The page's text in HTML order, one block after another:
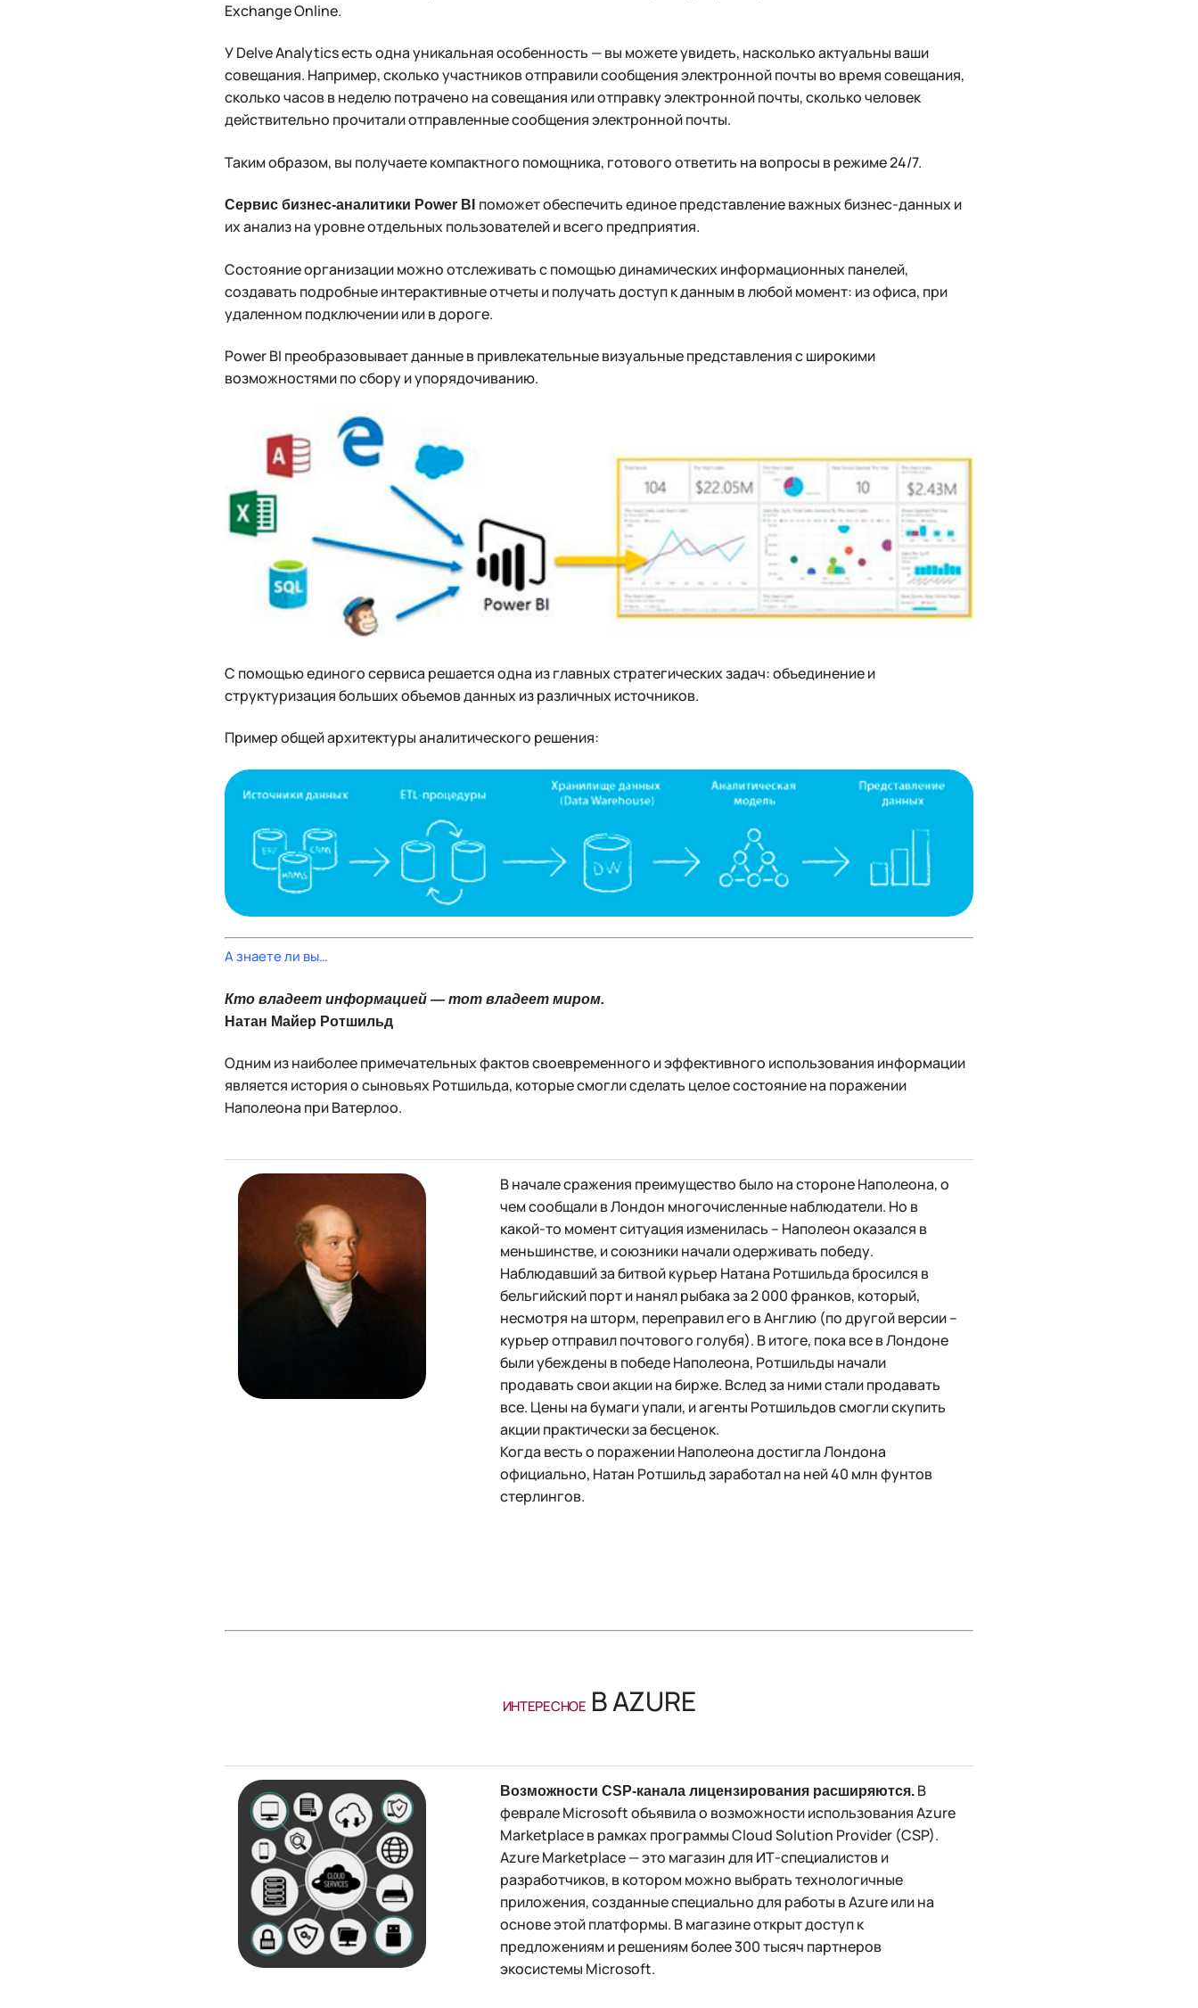
Exchange Online.
У Delve Analytics есть одна уникальная особенность — вы можете увидеть, насколько актуальны ваши
совещания. Например, сколько участников отправили сообщения электронной почты во время совещания,
сколько часов в неделю потрачено на совещания или отправку электронной почты, сколько человек
действительно прочитали отправленные сообщения электронной почты.
Таким образом, вы получаете компактного помощника, готового ответить на вопросы в режиме 24/7.
Сервис бизнес-аналитики Power BI поможет обеспечить единое представление важных бизнес-данных и
их анализ на уровне отдельных пользователей и всего предприятия.
Состояние организации можно отслеживать с помощью динамических информационных панелей,
создавать подробные интерактивные отчеты и получать доступ к данным в любой момент: из офиса, при
удаленном подключении или в дороге.
Power BI преобразовывает данные в привлекательные визуальные представления с широкими
возможностями по сбору и упорядочиванию.
С помощью единого сервиса решается одна из главных стратегических задач: объединение и
структуризация больших объемов данных из различных источников.
Пример общей архитектуры аналитического решения:
А знаете ли вы…
Кто владеет информацией — тот владеет миром.
Натан Майер Ротшильд
Одним из наиболее примечательных фактов своевременного и эффективного использования информации
является история о сыновьях Ротшильда, которые смогли сделать целое состояние на поражении
Наполеона при Ватерлоо.
В начале сражения преимущество было на стороне Наполеона, о
чем сообщали в Лондон многочисленные наблюдатели. Но в
какой-то момент ситуация изменилась – Наполеон оказался в
меньшинстве, и союзники начали одерживать победу.
Наблюдавший за битвой курьер Натана Ротшильда бросился в
бельгийский порт и нанял рыбака за 2 000 франков, который,
несмотря на шторм, переправил его в Англию (по другой версии –
курьер отправил почтового голубя). В итоге, пока все в Лондоне
были убеждены в победе Наполеона, Ротшильды начали
продавать свои акции на бирже. Вслед за ними стали продавать
все. Цены на бумаги упали, и агенты Ротшильдов смогли скупить
акции практически за бесценок.
Когда весть о поражении Наполеона достигла Лондона
официально, Натан Ротшильд заработал на ней 40 млн фунтов
стерлингов.
ИНТЕРЕСНОЕ В AZURE
Возможности CSP-канала лицензирования расширяются.В
феврале Microsoft объявила о возможности использования Azure
Marketplace в рамках программы Cloud Solution Provider (CSP).
Azure Marketplace — это магазин для ИТ-специалистов и
разработчиков, в котором можно выбрать технологичные
приложения, созданные специально для работы в Azure или на
основе этой платформы. В магазине открыт доступ к
предложениям и решениям более 300 тысяч партнеров
экосистемы Microsoft.